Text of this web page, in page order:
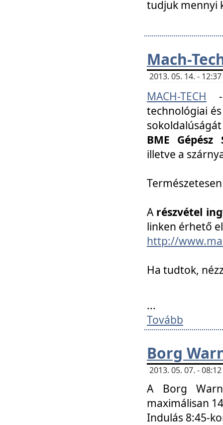
tudjuk mennyi
Mach-
2013. 05. 14. -
MACH-TECH
technológiai
BME
illetve a
A részvétel
linken érhető
http://
Ha tudtok,
...
Tovább
Borg
2013. 05. 07. -
A Borg
maximálisan
Indulás 8:45-